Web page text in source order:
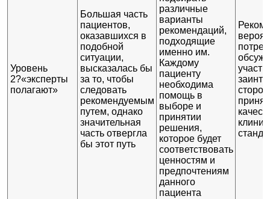
Уровень
2?«эксперты
полагают»
Большая часть
пациентов,
оказавшихся в
подобной
ситуации,
высказалась бы
за то, чтобы
следовать
рекомендуемым
путем, однако
значительная
часть отвергла
бы этот путь
различные
варианты
рекомендаций,
подходящие
именно им.
Каждому
пациенту
необходима
помощь в
выборе и
принятии
решения,
которое будет
соответствовать
ценностям и
предпочтениям
данного
пациента